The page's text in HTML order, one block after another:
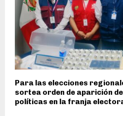
Para las elecciones
sortea orden de aparición
políticas en la franja